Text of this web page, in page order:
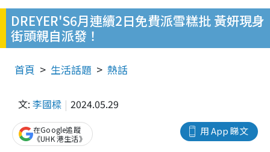
DREYER'S6月連續2日免費派雪糕批 黃妍現身
街頭親自派發！
首頁 生活話題 熱話
文: 李國樑 2024.05.29
用 App 睇文
在Google追蹤
《UHK 港生活》